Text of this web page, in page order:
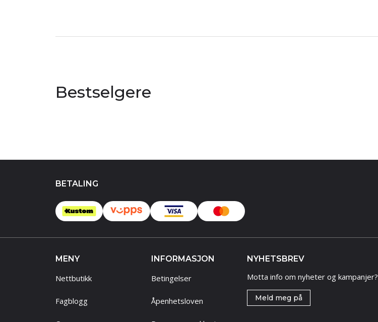
Bestselgere
BETALING
MENY
Nettbutikk
Fagblogg
INFORMASJON
Betingelser
Åpenhetsloven
NYHETSBREV
Motta info om nyheter og kampanjer?
Meld meg på